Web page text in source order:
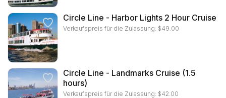
Circle Line - Harbor Lights 2 Hour Cruise
Verkaufspreis für die Zulassung: $49.00
Circle Line - Landmarks Cruise (1.5
hours)
Verkaufspreis für die Zulassung: $42.00